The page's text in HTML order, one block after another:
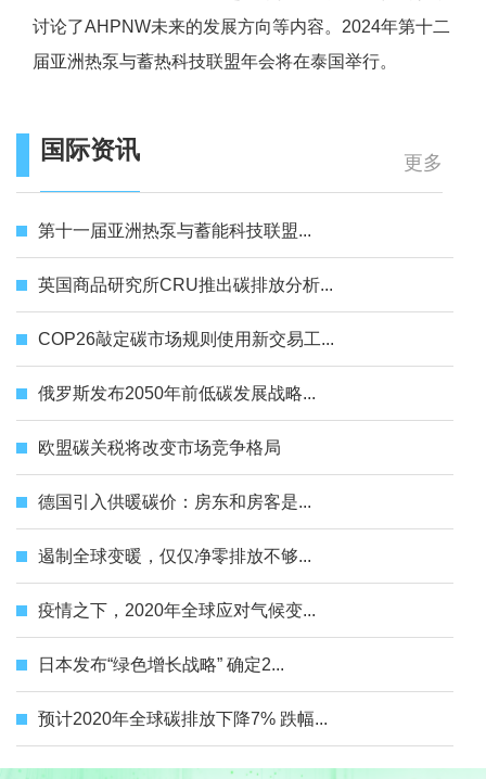
讨论了AHPNW未来的发展方向等内容。2024年第十二
届亚洲热泵与蓄热科技联盟年会将在泰国举行。
国际资讯 更多
第十一届亚洲热泵与蓄能科技联盟...
英国商品研究所CRU推出碳排放分析...
COP26敲定碳市场规则使用新交易工...
俄罗斯发布2050年前低碳发展战略...
欧盟碳关税将改变市场竞争格局
德国引入供暖碳价：房东和房客是...
遏制全球变暖，仅仅净零排放不够...
疫情之下，2020年全球应对气候变...
日本发布“绿色增长战略” 确定2...
预计2020年全球碳排放下降7% 跌幅...